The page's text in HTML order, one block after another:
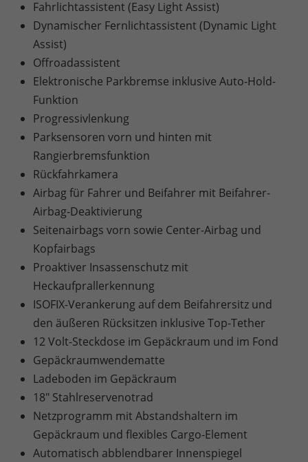
Fahrlichtassistent (Easy Light Assist)
Dynamischer Fernlichtassistent (Dynamic Light
Assist)
Offroadassistent
Elektronische Parkbremse inklusive Auto-Hold-
Funktion
Progressivlenkung
Parksensoren vorn und hinten mit
Rangierbremsfunktion
Rückfahrkamera
Airbag für Fahrer und Beifahrer mit Beifahrer-
Airbag-Deaktivierung
Seitenairbags vorn sowie Center-Airbag und
Kopfairbags
Proaktiver Insassenschutz mit
Heckaufprallerkennung
ISOFIX-Verankerung auf dem Beifahrersitz und
den äußeren Rücksitzen inklusive Top-Tether
12 Volt-Steckdose im Gepäckraum und im Fond
Gepäckraumwendematte
Ladeboden im Gepäckraum
18" Stahlreservenotrad
Netzprogramm mit Abstandshaltern im
Gepäckraum und flexibles Cargo-Element
Automatisch abblendbarer Innenspiegel